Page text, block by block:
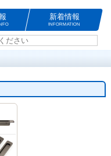
新着情報
INFORMATION